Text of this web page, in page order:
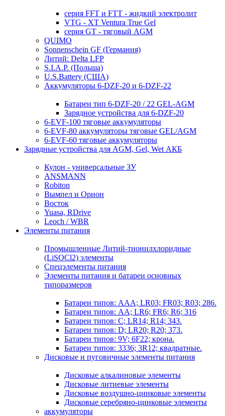
серия FFT и FTT - жидкий электролит
VTG - XT Ventura True Gel
серия GT - тяговый AGM
QUIMO
Sonnenschein GF (Германия)
Литий: Delta LFP
S.I.A.P. (Польша)
U.S.Battery (США)
Аккумуляторы 6-DZF-20 и 6-DZF-22
Батареи тип 6-DZF-20 / 22 GEL-AGM
Зарядное устройства для 6-DZF-20
6-EVF-100 тяговые аккумуляторы
6-EVF-80 аккумуляторы тяговые GEL/AGM
6-EVF-60 тяговые аккумуляторы
Зарядные устройства для AGM, Gel, Wet АКБ
Кулон - универсальные ЗУ
ANSMANN
Robiton
Вымпел и Орион
Восток
Yuasa, RDrive
Leoch / WBR
Элементы питания
Промышленные Литий-тионилхлоридные
(LiSOCl2) элементы
Спецэлементы питания
Элементы питания и батареи основных
типоразмеров
Батареи типов: AAA; LR03; FR03; R03; 286.
Батареи типов: AA; LR6; FR6; R6; 316
Батареи типов: C; LR14; R14; 343.
Батареи типов: D; LR20; R20; 373.
Батареи типов: 9V; 6F22; крона.
Батареи типов: 3336; 3R12; квадратные.
Дисковые и пуговичные элементы питания
Дисковые алкалиновые элементы
Дисковые литиевые элементы
Дисковые воздушно-цинковые элементы
Дисковые серебряно-цинковые элементы
аккумуляторы